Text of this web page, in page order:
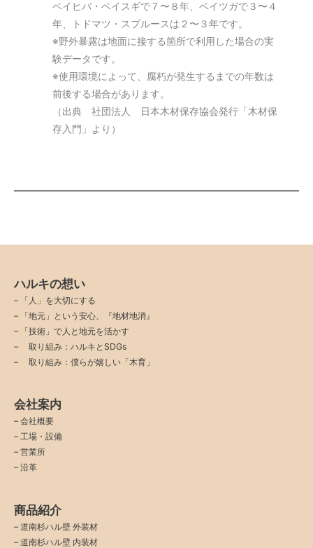
ベイヒバ・ベイスギで７〜８年、ベイツガで３〜４
年、トドマツ・スプルースは２〜３年です。
※野外暴露は地面に接する箇所で利用した場合の実
験データです。
※使用環境によって、腐朽が発生するまでの年数は
前後する場合があります。
（出典 社団法人 日本木材保存協会発行「木材保
存入門」より）
ハルキの想い
–
「人」を大切にする
–
「地元」という安心、『地材地消』
–
「技術」で人と地元を活かす
–
取り組み：ハルキとSDGs
–
取り組み：僕らが嬉しい「木育」
会社案内
– 会社概要
– 工場・設備
– 営業所
– 沿革
商品紹介
– 道南杉ハル壁 外装材
– 道南杉ハル壁 内装材